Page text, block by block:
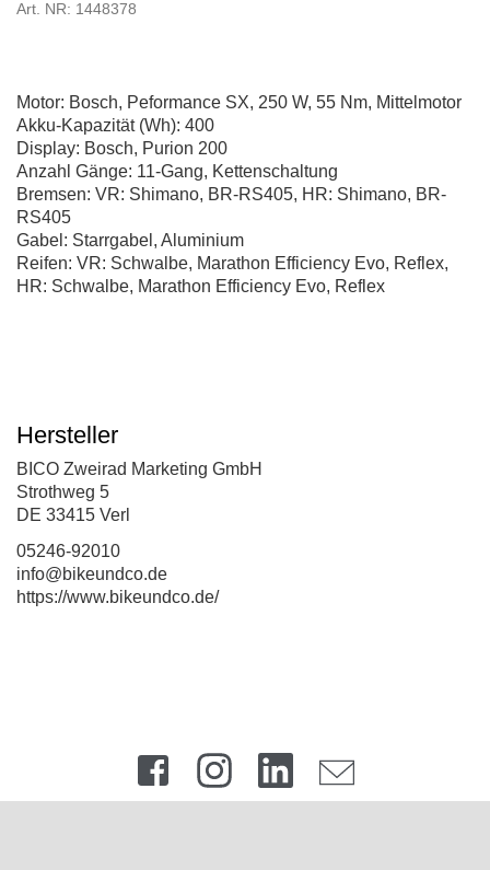
Art. NR: 1448378
Motor: Bosch, Peformance SX, 250 W, 55 Nm, Mittelmotor
Akku-Kapazität (Wh): 400
Display: Bosch, Purion 200
Anzahl Gänge: 11-Gang, Kettenschaltung
Bremsen: VR: Shimano, BR-RS405, HR: Shimano, BR-
RS405
Gabel: Starrgabel, Aluminium
Reifen: VR: Schwalbe, Marathon Efficiency Evo, Reflex,
HR: Schwalbe, Marathon Efficiency Evo, Reflex
Hersteller
BICO Zweirad Marketing GmbH
Strothweg 5
DE 33415 Verl
05246-92010
info@bikeundco.de
https://www.bikeundco.de/